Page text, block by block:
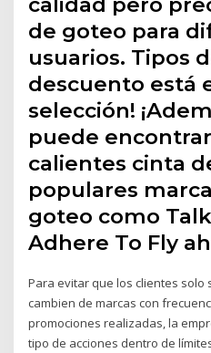
de goteo para
usuarios. Tipos
descuento está
selección!
puede
calientes cinta
populares
goteo como
Adhere To Fly
Para evitar que los clientes solo
cambien de marcas con
promociones realizadas, la
tipo de acciones dentro de